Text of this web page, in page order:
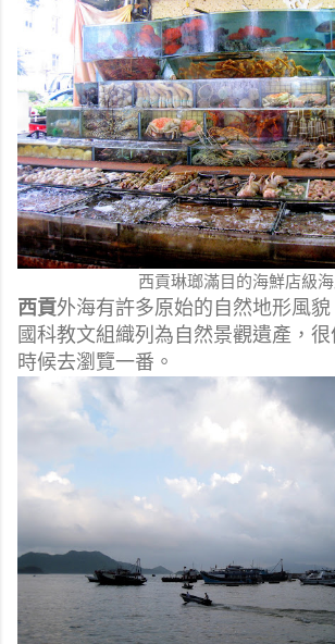
西貢琳瑯滿目的海鮮店級
西貢外海有許多原始的自然地形風
國科教文組織列為自然景觀遺產，
時候去瀏覽一番。